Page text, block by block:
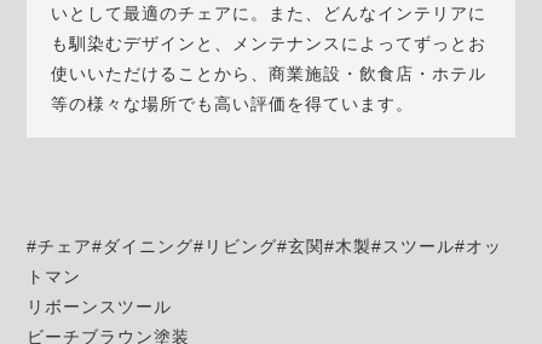
いとして最適のチェアに。また、どんなインテリアに
も馴染むデザインと、メンテナンスによってずっとお
使いいただけることから、商業施設・飲食店・ホテル
等の様々な場所でも高い評価を得ています。
#チェア#ダイニング#リビング#玄関#木製#スツール#オッ
トマン
リボーンスツール
ビーチブラウン塗装